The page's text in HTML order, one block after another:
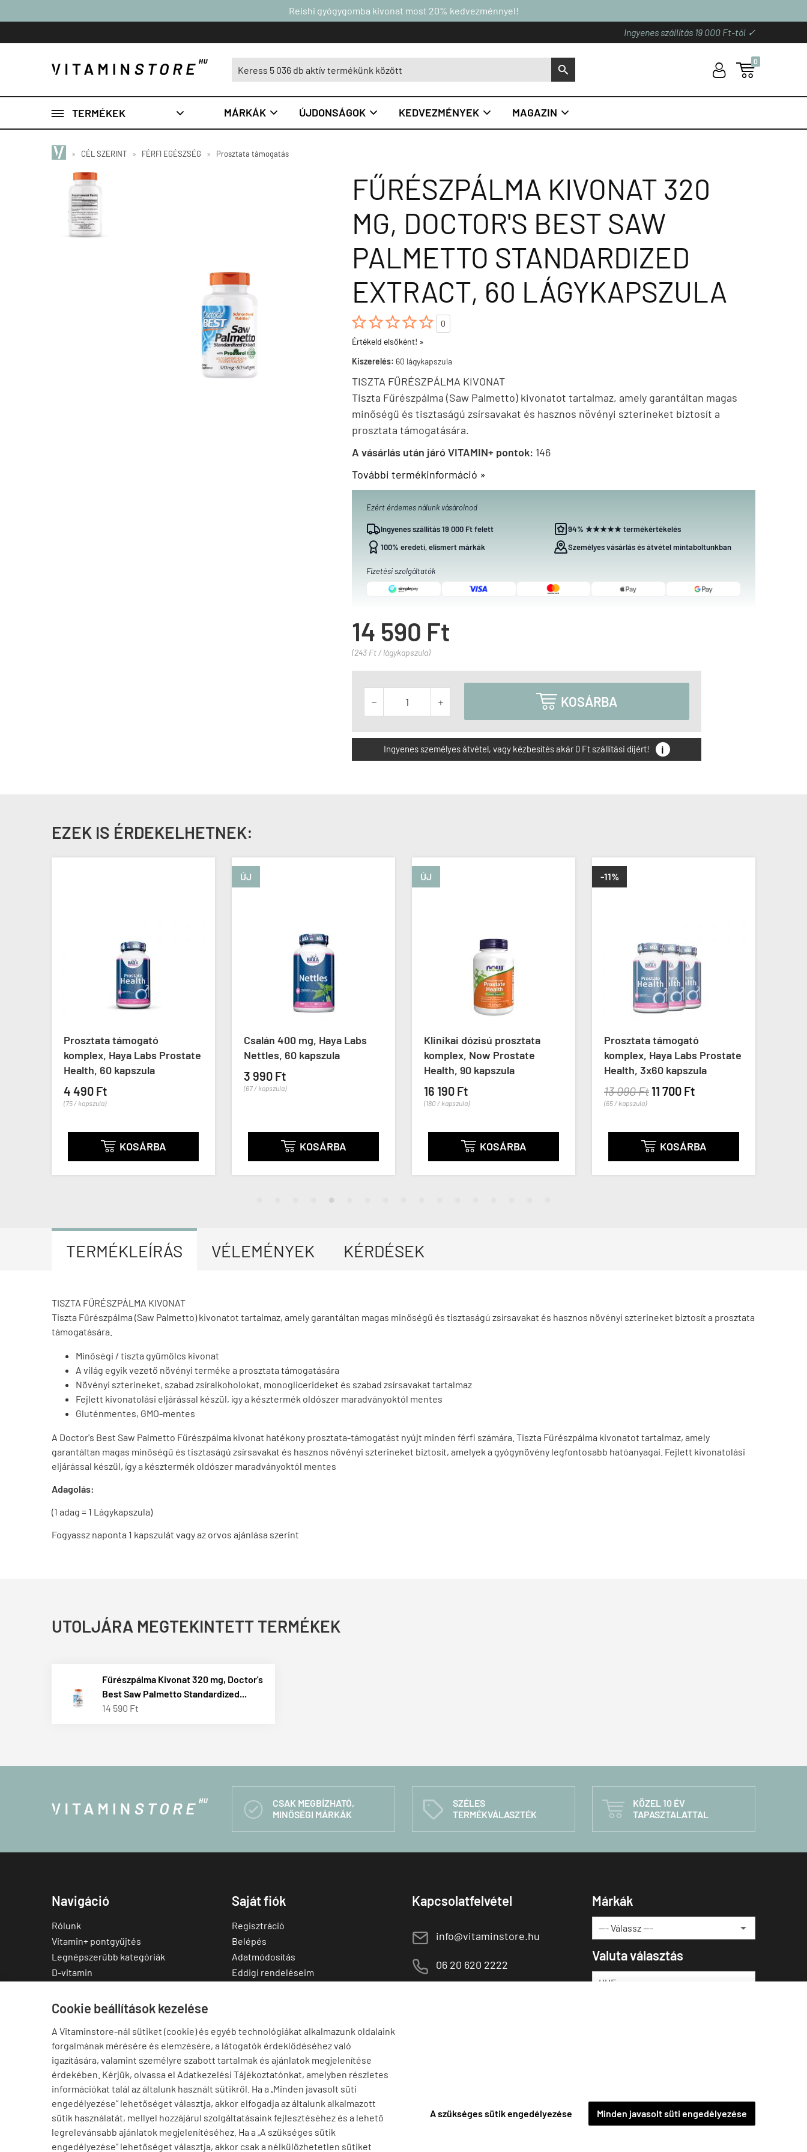
Cookie beállítások kezelése
A Vitaminstore-nál sütiket (cookie) és egyéb technológiákat alkalmazunk oldalaink
forgalmának mérésére és elemzésére, a látogatók érdeklődéséhez való
igazítására, valamint személyre szabott tartalmak és ajánlatok megjelenítése
érdekében. Kérjük, olvassa el Adatkezelési Tájékoztatónkat, amelyben részletes
információkat talál az általunk használt sütikről. Ha a „Minden javasolt süti
engedélyezése” lehetőséget választja, akkor elfogadja az általunk alkalmazott
sütik használatát, mellyel hozzájárul szolgáltatásaink fejlesztéséhez és a lehető
legrelevánsabb ajánlatok megjelenítéséhez. Ha a „A szükséges sütik
engedélyezése” lehetőséget választja, akkor csak a nélkülözhetetlen sütiket
A szükséges sütik engedélyezése Minden javasolt süti engedélyezése
Reishi gyógygomba kivonat most 20% kedvezménnyel!
Ingyenes szállítás 19 000 Ft-tól ✓
S U 
0
 TERMÉKEK  MÁRKÁK  ÚJDONSÁGOK  KEDVEZMÉNYEK  MAGAZIN 
» CÉL SZERINT » FÉRFI EGÉSZSÉG » Prosztata támogatás
FŰRÉSZPÁLMA KIVONAT 320
MG, DOCTOR'S BEST SAW
PALMETTO STANDARDIZED
EXTRACT, 60 LÁGYKAPSZULA

0
Értékeld elsőként! »
Kiszerelés: 60 lágykapszula
TISZTA FŰRÉSZPÁLMA KIVONAT
Tiszta Fűrészpálma (Saw Palmetto) kivonatot tartalmaz, amely garantáltan magas
minőségű és tisztaságú zsírsavakat és hasznos növényi szterineket biztosít a
prosztata támogatására.
A vásárlás után járó VITAMIN+ pontok: 146
További termékinformáció »
Ezért érdemes nálunk vásárolnod
Ingyenes szállítás 19 000 Ft felett
94% ★★★★★ termékértékelés
100% eredeti, elismert márkák
Személyes vásárlás és átvétel mintaboltunkban
Fizetési szolgáltatók
14 590 Ft
(243 Ft / lágykapszula)
   KOSÁRBA
Ingyenes személyes átvétel, vagy kézbesítés akár 0 Ft szállítási díjért! i
EZEK IS ÉRDEKELHETNEK:
Prosztata támogató
komplex, Haya Labs Prostate
Health, 60 kapszula
4 490 Ft
(75 / kapszula)
 KOSÁRBA
ÚJ
Csalán 400 mg, Haya Labs
Nettles, 60 kapszula
3 990 Ft
(67 / kapszula)
 KOSÁRBA
ÚJ
Klinikai dózisú prosztata
komplex, Now Prostate
Health, 90 kapszula
16 190 Ft
(180 / kapszula)
 KOSÁRBA
-11%
Prosztata támogató
komplex, Haya Labs Prostate
Health, 3x60 kapszula
13 090 Ft 11 700 Ft
(65 / kapszula)
 KOSÁRBA
TERMÉKLEÍRÁS VÉLEMÉNYEK KÉRDÉSEK
TISZTA FŰRÉSZPÁLMA KIVONAT
Tiszta Fűrészpálma (Saw Palmetto) kivonatot tartalmaz, amely garantáltan magas minőségű és tisztaságú zsírsavakat és hasznos növényi szterineket biztosít a prosztata
támogatására.
Minőségi / tiszta gyümölcs kivonat
A világ egyik vezető növényi terméke a prosztata támogatására
Növényi szterineket, szabad zsíralkoholokat, monoglicerideket és szabad zsírsavakat tartalmaz
Fejlett kivonatolási eljárással készül, így a késztermék oldószer maradványoktól mentes
Gluténmentes, GMO-mentes
A Doctor's Best Saw Palmetto Fűrészpálma kivonat hatékony prosztata-támogatást nyújt minden férfi számára. Tiszta Fűrészpálma kivonatot tartalmaz, amely
garantáltan magas minőségű és tisztaságú zsírsavakat és hasznos növényi szterineket biztosít, amelyek a gyógynövény legfontosabb hatóanyagai. Fejlett kivonatolási
eljárással készül, így a késztermék oldószer maradványoktól mentes
Adagolás:
(1 adag = 1 Lágykapszula)
Fogyassz naponta 1 kapszulát vagy az orvos ajánlása szerint
UTOLJÁRA MEGTEKINTETT TERMÉKEK
Fűrészpálma Kivonat 320 mg, Doctor's
Best Saw Palmetto Standardized...
14 590 Ft

CSAK MEGBÍZHATÓ,
MINŐSÉGI MÁRKÁK
C
SZÉLES
TERMÉKVÁLASZTÉK

KÖZEL 10 ÉV
TAPASZTALATTAL
Navigáció
Rólunk
Vitamin+ pontgyűjtés
Legnépszerűbb kategóriák
D-vitamin
Multivitamin
Cink
Omega-3
Ashwagandha
Elállás a szerződéstől
Saját fiók
Regisztráció
Belépés
Adatmódosítás
Eddigi rendeléseim
Kapcsolatfelvétel
E info@vitaminstore.hu
M 06 20 620 2222
Márkák
Valuta választás